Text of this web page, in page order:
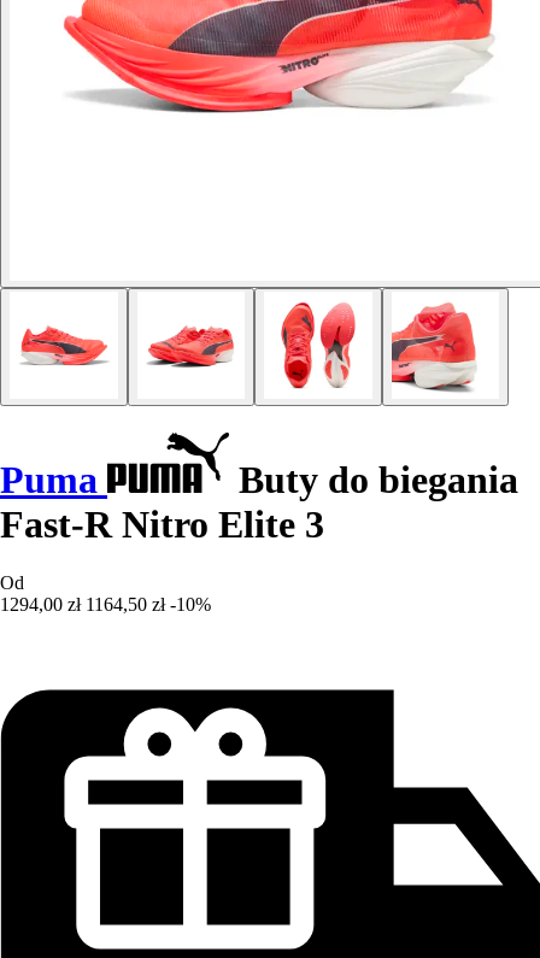
Puma
Buty do biegania
Fast-R Nitro Elite 3
Od
1294,00 zł 1164,50 zł -10%